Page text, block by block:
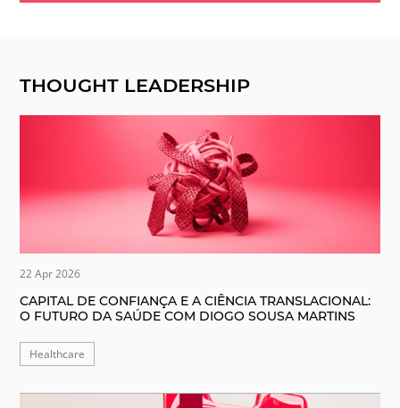
THOUGHT LEADERSHIP
CAPITAL DE CONFIANÇA E A CIÊNCIA TRANSLACIONAL:
O FUTURO DA SAÚDE COM DIOGO SOUSA MARTINS
22 Apr 2026
Healthcare